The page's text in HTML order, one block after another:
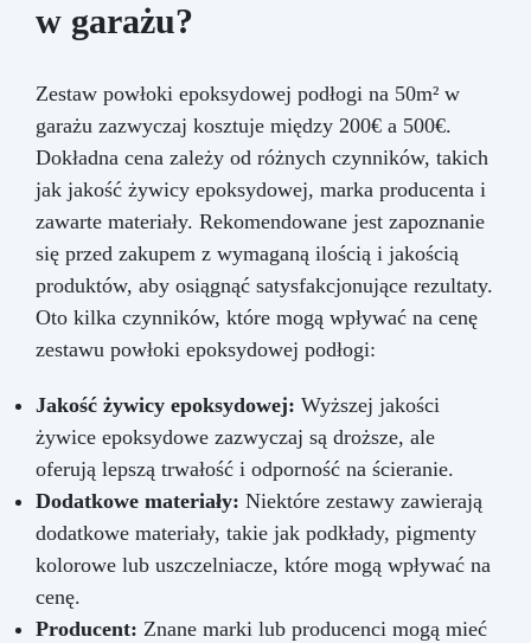
w garażu?
Zestaw powłoki epoksydowej podłogi na 50m² w
garażu zazwyczaj kosztuje między 200€ a 500€.
Dokładna cena zależy od różnych czynników, takich
jak jakość żywicy epoksydowej, marka producenta i
zawarte materiały. Rekomendowane jest zapoznanie
się przed zakupem z wymaganą ilością i jakością
produktów, aby osiągnąć satysfakcjonujące rezultaty.
Oto kilka czynników, które mogą wpływać na cenę
zestawu powłoki epoksydowej podłogi:
Jakość żywicy epoksydowej: Wyższej jakości
żywice epoksydowe zazwyczaj są droższe, ale
oferują lepszą trwałość i odporność na ścieranie.
Dodatkowe materiały: Niektóre zestawy zawierają
dodatkowe materiały, takie jak podkłady, pigmenty
kolorowe lub uszczelniacze, które mogą wpływać na
cenę.
Producent: Znane marki lub producenci mogą mieć